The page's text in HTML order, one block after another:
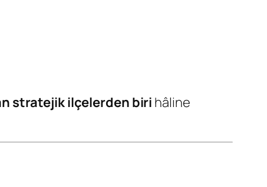
stratejik ilçelerden biri hâline